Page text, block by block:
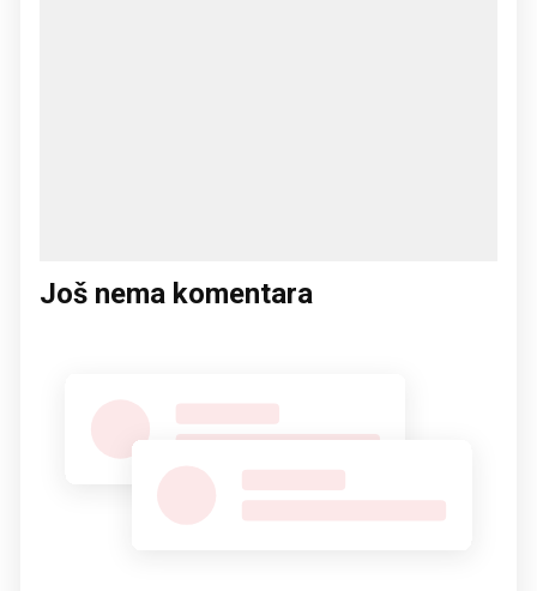
Još nema komentara